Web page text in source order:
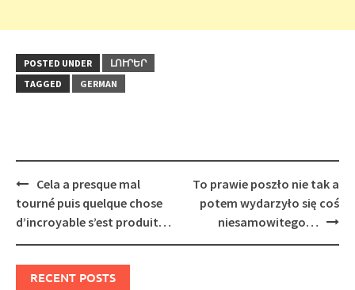
POSTED UNDER
ԼՈՒՐԵՐ
TAGGED
GERMAN
Post
navigation
Cela a presque mal
tourné puis quelque chose
d’incroyable s’est produit…
To prawie poszło nie tak a
potem wydarzyło się coś
niesamowitego…
RECENT POSTS